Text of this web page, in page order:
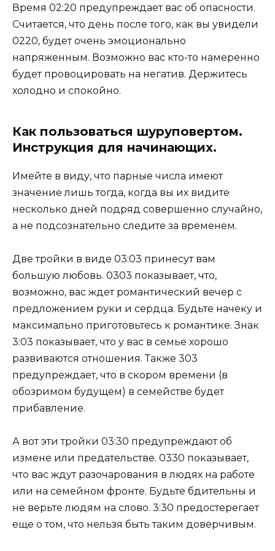
Время 02:20 предупреждает вас об опасности.
Считается, что день после того, как вы увидели
0220, будет очень эмоционально
напряженным. Возможно вас кто-то намеренно
будет провоцировать на негатив. Держитесь
холодно и спокойно.
Как пользоваться шуруповертом.
Инструкция для начинающих.
Имейте в виду, что парные числа имеют
значение лишь тогда, когда вы их видите
несколько дней подряд совершенно случайно,
а не подсознательно следите за временем.
Две тройки в виде 03:03 принесут вам
большую любовь. 0303 показывает, что,
возможно, вас ждет романтический вечер с
предложением руки и сердца. Будьте начеку и
максимально приготовьтесь к романтике. Знак
3:03 показывает, что у вас в семье хорошо
развиваются отношения. Также 303
предупреждает, что в скором времени (в
обозримом будущем) в семействе будет
прибавление.
А вот эти тройки 03:30 предупреждают об
измене или предательстве. 0330 показывает,
что вас ждут разочарования в людях на работе
или на семейном фронте. Будьте бдительны и
не верьте людям на слово. 3:30 предостерегает
еще о том, что нельзя быть таким доверчивым.